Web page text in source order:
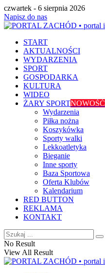
czwartek - 6 sierpnia 2026
Napisz do nas
START
AKTUALNOŚCI
WYDARZENIA
SPORT
GOSPODARKA
KULTURA
WIDEO
ŻARY SPORTNOWOŚĆ
Wydarzenia
Piłka nożna
Koszykówka
Sporty walki
Lekkoatletyka
Bieganie
Inne sporty
Baza Sportowa
Oferta Klubów
Kalendarium
RED BUTTON
REKLAMA
KONTAKT
No Result
View All Result